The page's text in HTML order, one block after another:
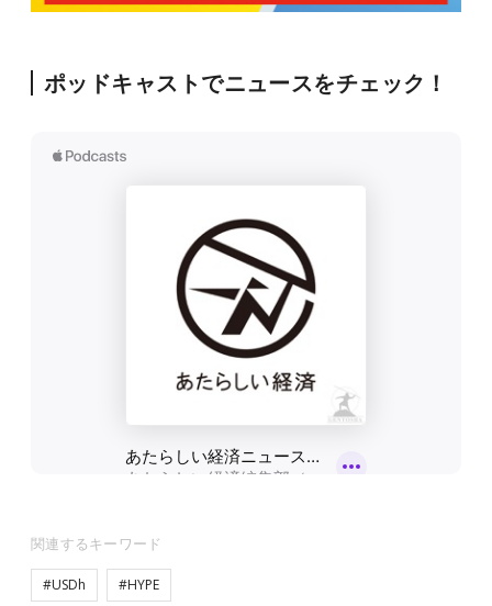
ポッドキャストでニュースをチェック！
関連するキーワード
#USDh #HYPE